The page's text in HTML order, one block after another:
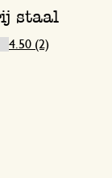
staal
4.50 (2)